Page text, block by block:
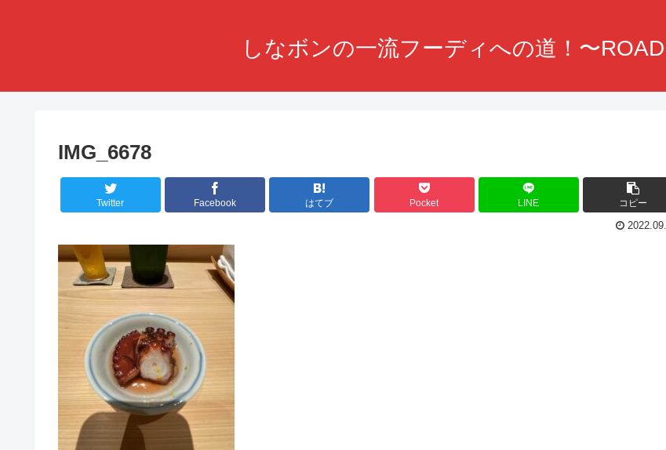
しなボンの一流フーディへの道！〜
IMG_6678
Twitter Facebook はてブ Pocket LINE コピー